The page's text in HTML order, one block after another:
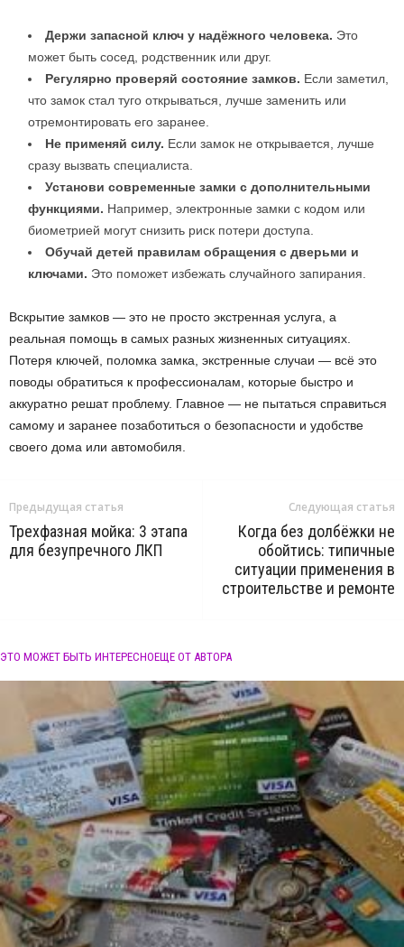
Держи запасной ключ у надёжного человека. Это
может быть сосед, родственник или друг.
Регулярно проверяй состояние замков. Если заметил,
что замок стал туго открываться, лучше заменить или
отремонтировать его заранее.
Не применяй силу. Если замок не открывается, лучше
сразу вызвать специалиста.
Установи современные замки с дополнительными
функциями. Например, электронные замки с кодом или
биометрией могут снизить риск потери доступа.
Обучай детей правилам обращения с дверьми и
ключами. Это поможет избежать случайного запирания.
Вскрытие замков — это не просто экстренная услуга, а
реальная помощь в самых разных жизненных ситуациях.
Потеря ключей, поломка замка, экстренные случаи — всё это
поводы обратиться к профессионалам, которые быстро и
аккуратно решат проблему. Главное — не пытаться справиться
самому и заранее позаботиться о безопасности и удобстве
своего дома или автомобиля.
Предыдущая статья
Трехфазная мойка: 3 этапа
для безупречного ЛКП
Следующая статья
Когда без долбёжки не
обойтись: типичные
ситуации применения в
строительстве и ремонте
ЭТО МОЖЕТ БЫТЬ ИНТЕРЕСНОЕЩЕ ОТ АВТОРА